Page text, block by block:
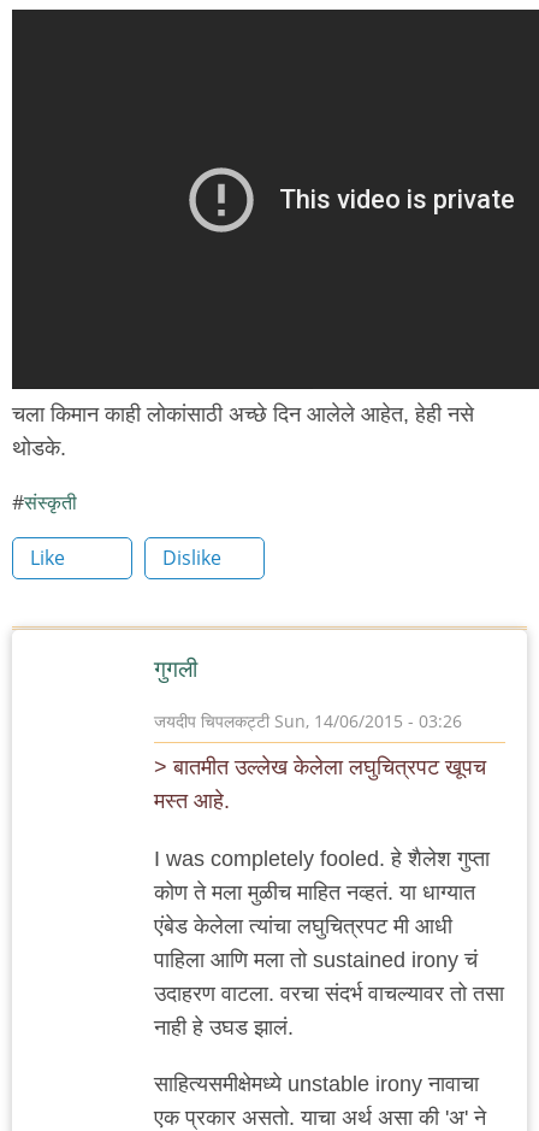
चला किमान काही लोकांसाठी अच्छे दिन आलेले आहेत, हेही नसे
थोडके.
संस्कृती
Like Dislike
गुगली
जयदीप चिपलकट्टी Sun, 14/06/2015 - 03:26
> बातमीत उल्लेख केलेला लघुचित्रपट खूपच
मस्त आहे.
I was completely fooled. हे शैलेश गुप्ता
कोण ते मला मुळीच माहित नव्हतं. या धाग्यात
एंबेड केलेला त्यांचा लघुचित्रपट मी आधी
पाहिला आणि मला तो sustained irony चं
उदाहरण वाटला. वरचा संदर्भ वाचल्यावर तो तसा
नाही हे उघड झालं.
साहित्यसमीक्षेमध्ये unstable irony नावाचा
एक प्रकार असतो. याचा अर्थ असा की 'अ' ने